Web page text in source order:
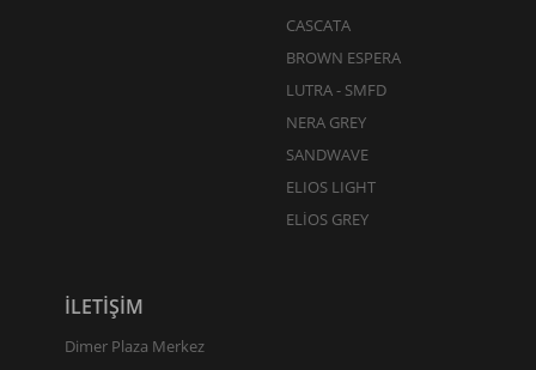
CASCATA
BROWN ESPERA
LUTRA - SMFD
NERA GREY
SANDWAVE
ELIOS LIGHT
ELİOS GREY
İLETİŞİM
Dimer Plaza Merkez